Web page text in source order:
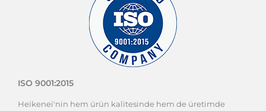
ISO 9001:2015
Heikenei'nin hem ürün kalitesinde hem de üretimde